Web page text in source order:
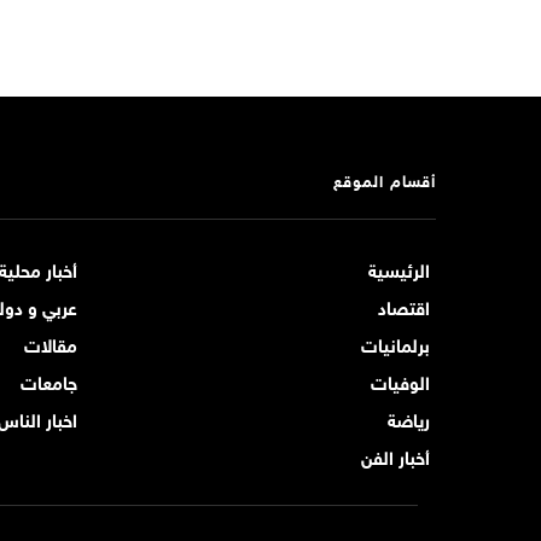
أقسام الموقع
الرئيسية
أخبار
اقتصاد
عربي و
برلمانيات
مقالات
الوفيات
جامعات
رياضة
اخبار
أخبار الفن